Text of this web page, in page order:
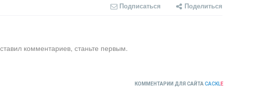
Подписаться Поделиться
комментариев, станьте первым.
КОММЕНТАРИИ ДЛЯ САЙТА CACKLE